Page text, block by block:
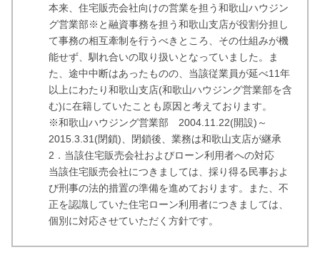
本来、住宅販売会社向けの営業を担う和歌山ハウジン
グ営業部※と融資事務を担う和歌山支店が役割分担し
て事務の相互牽制を行うべきところ、その仕組みが機
能せず、馴れ合いの取り扱いとなっていました。ま
た、途中中断はあったものの、当該従業員が延べ11年
以上にわたり和歌山支店(和歌山ハウジング営業部を含
む)に在籍していたことも原因と考えております。
※和歌山ハウジング営業部 2004.11.22(開設)～
2015.3.31(閉鎖)、閉鎖後、業務は和歌山支店が継承
2．当該住宅販売会社およびローン利用者への対応
当該住宅販売会社につきましては、採り得る民事およ
び刑事の法的措置の準備を進めております。また、不
正を認識していた住宅ローン利用者につきましては、
個別に対応させていただく方針です。